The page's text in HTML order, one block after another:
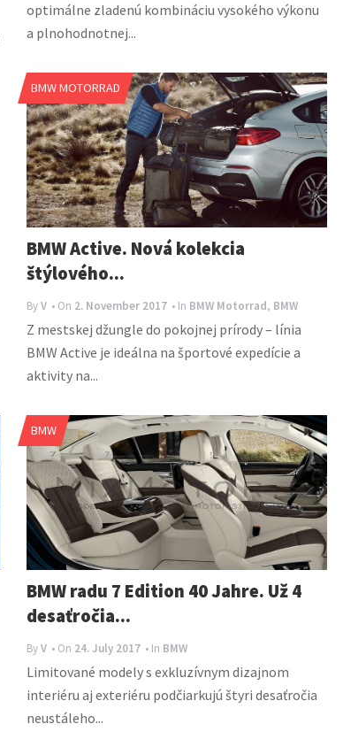
optimálne zladenú kombináciu vysokého výkonu
a plnohodnotnej...
BMW MOTORRAD
BMW Active. Nová kolekcia
štýlového...
ByV • On 2. November 2017 • In BMW Motorrad, BMW
Z mestskej džungle do pokojnej prírody – línia
BMW Active je ideálna na športové expedície a
aktivity na...
BMW
BMW radu 7 Edition 40 Jahre. Už 4
desaťročia...
ByV • On 24. July 2017 • In BMW
Limitované modely s exkluzívnym dizajnom
interiéru aj exteriéru podčiarkujú štyri desaťročia
neustáleho...